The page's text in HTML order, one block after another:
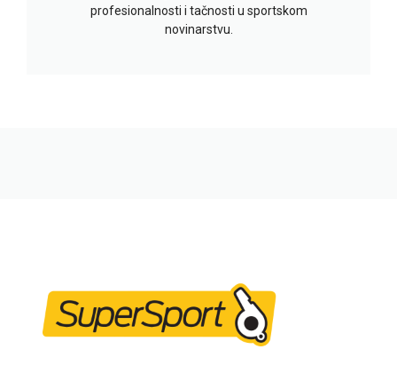
profesionalnosti i tačnosti u sportskom
novinarstvu.